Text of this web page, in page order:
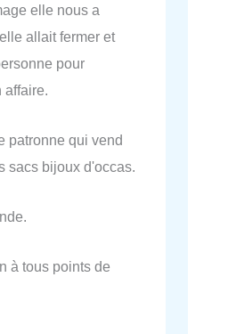
elle nous a
allait fermer et
pour
affaire.
patronne qui vend
sacs bijoux d'occas.
à tous points de